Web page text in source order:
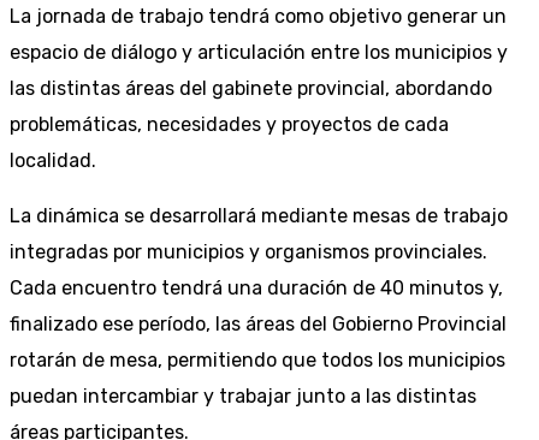
La jornada de trabajo tendrá como objetivo generar un
espacio de diálogo y articulación entre los municipios y
las distintas áreas del gabinete provincial, abordando
problemáticas, necesidades y proyectos de cada
localidad.
La dinámica se desarrollará mediante mesas de trabajo
integradas por municipios y organismos provinciales.
Cada encuentro tendrá una duración de 40 minutos y,
finalizado ese período, las áreas del Gobierno Provincial
rotarán de mesa, permitiendo que todos los municipios
puedan intercambiar y trabajar junto a las distintas
áreas participantes.